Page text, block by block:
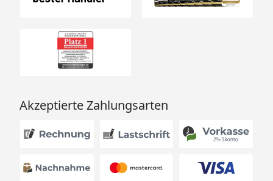
Akzeptierte Zahlungsarten